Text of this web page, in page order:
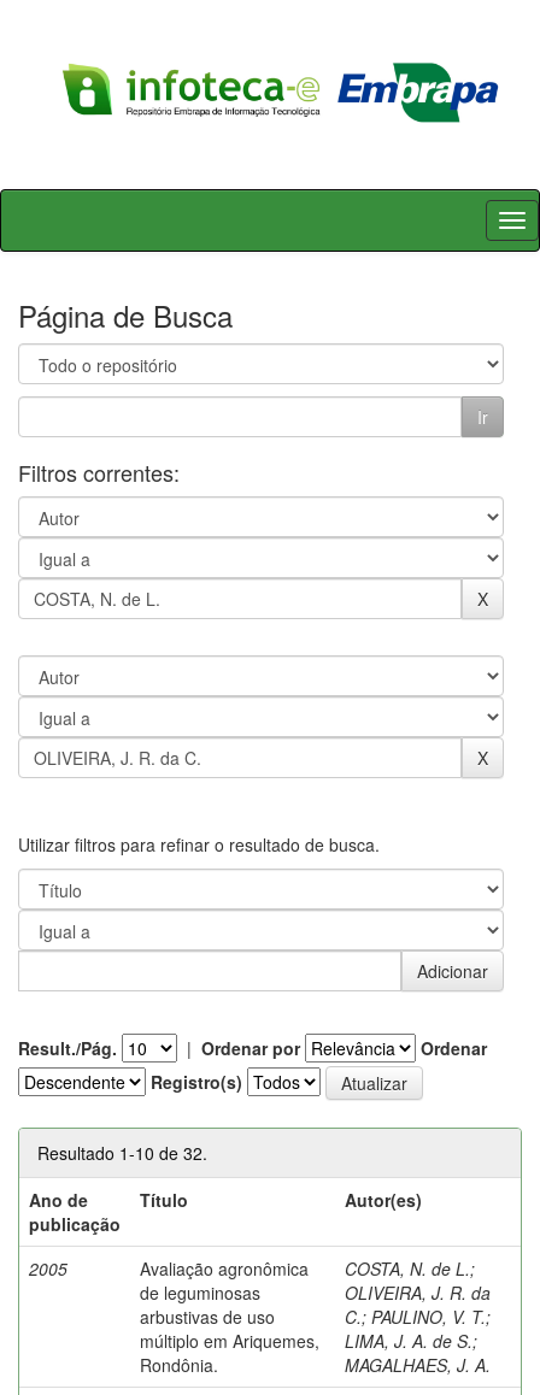
Skip
Página de Busca
Filtros correntes:
Utilizar filtros para refinar o resultado de busca.
Result./Pág. | Ordenar por
Ordenar
Registro(s)
Resultado 1-10 de 32.
Ano de
publicação
Título Autor(es)
2005
Avaliação agronômica
de leguminosas
arbustivas de uso
múltiplo em Ariquemes,
Rondônia.
COSTA, N. de L.;
OLIVEIRA, J. R. da
C.; PAULINO, V. T.;
LIMA, J. A. de S.;
MAGALHAES, J. A.